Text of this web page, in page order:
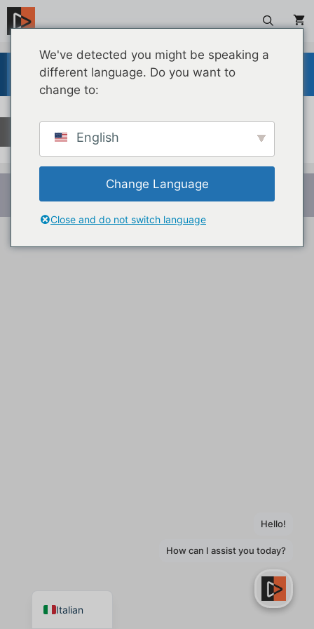
Vai
contenuto
Il tuo carrello è vuoto.
Ritorna al negozio
• Creato conGeneratePress
We've detected you might be speaking a
different language. Do you want to
change to:
English
Change Language
Close and do not switch language
Italian